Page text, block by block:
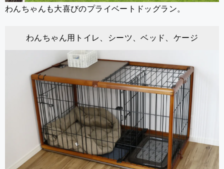
わんちゃんも大喜びのプライベートドッグラン。
わんちゃん用トイレ、シーツ、ベッド、ケージ